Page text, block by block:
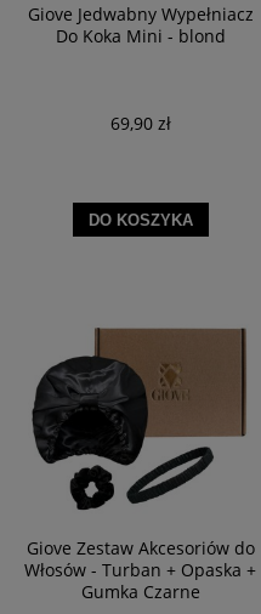
Giove Jedwabny Wypełniacz
Do Koka Mini - blond
69,90 zł
DO KOSZYKA
Giove Zestaw Akcesoriów do
Włosów - Turban + Opaska +
Gumka Czarne